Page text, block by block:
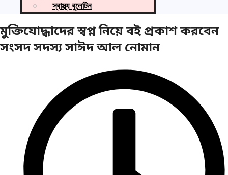
স্বাস্থ্য বুলেটিন
মুক্তিযোদ্ধাদের স্বপ্ন নিয়ে বই প্রকাশ করবেন
সংসদ সদস্য সাঈদ আল নোমান